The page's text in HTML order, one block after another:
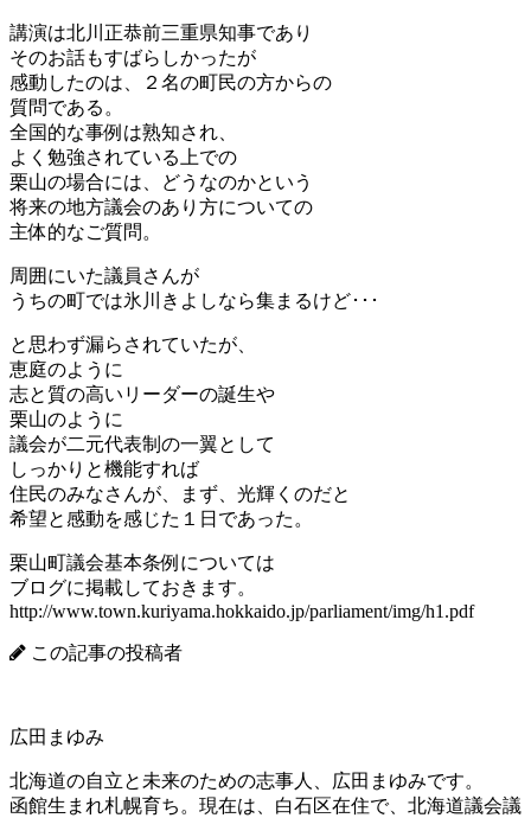
講演は北川正恭前三重県知事であり
そのお話もすばらしかったが
感動したのは、２名の町民の方からの
質問である。
全国的な事例は熟知され、
よく勉強されている上での
栗山の場合には、どうなのかという
将来の地方議会のあり方についての
主体的なご質問。
周囲にいた議員さんが
うちの町では氷川きよしなら集まるけど･･･
と思わず漏らされていたが、
恵庭のように
志と質の高いリーダーの誕生や
栗山のように
議会が二元代表制の一翼として
しっかりと機能すれば
住民のみなさんが、まず、光輝くのだと
希望と感動を感じた１日であった。
栗山町議会基本条例については
ブログに掲載しておきます。
http://www.town.kuriyama.hokkaido.jp/parliament/img/h1.pdf
この記事の投稿者
広田まゆみ
北海道の自立と未来のための志事人、広田まゆみです。
函館生まれ札幌育ち。現在は、白石区在住で、北海道議会議